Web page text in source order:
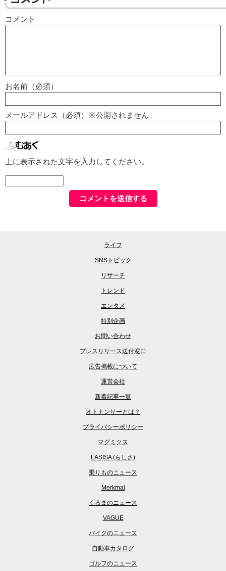
コメント
お名前（必須）
メールアドレス（必須）※公開されません
上に表示された文字を入力してください。
ライフ
SNSトピック
リサーチ
トレンド
エンタメ
特別企画
お問い合わせ
プレスリリース送付窓口
広告掲載について
運営会社
新着記事一覧
オトナンサーとは？
プライバシーポリシー
マグミクス
LASISA (らしさ)
乗りものニュース
Merkmal
くるまのニュース
VAGUE
バイクのニュース
自動車カタログ
ゴルフのニュース